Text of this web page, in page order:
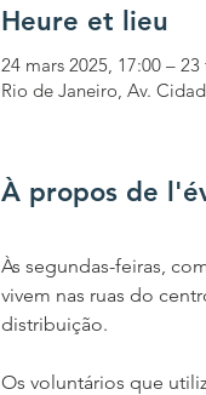
Heure et lieu
24 mars 2025, 17:00 –
Rio de Janeiro, Av.
À propos de
Às segundas-feiras,
vivem nas ruas do
distribuição.
Os voluntários que